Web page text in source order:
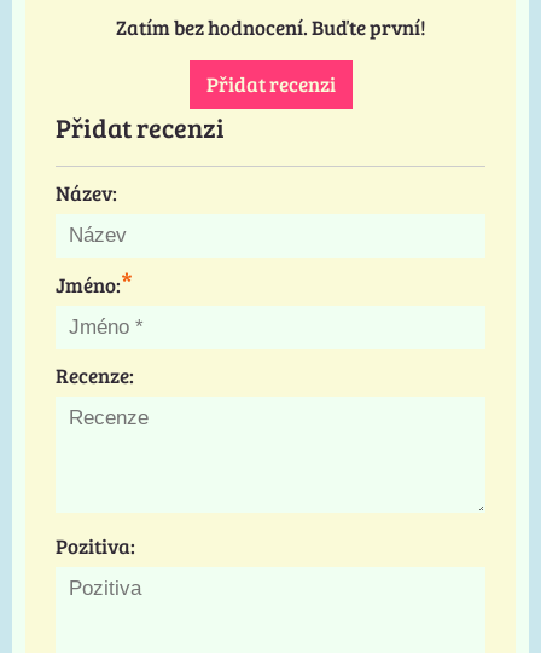
Zatím bez hodnocení. Buďte první!
Přidat recenzi
Přidat recenzi
Název:
Jméno:*
Recenze:
Pozitiva: